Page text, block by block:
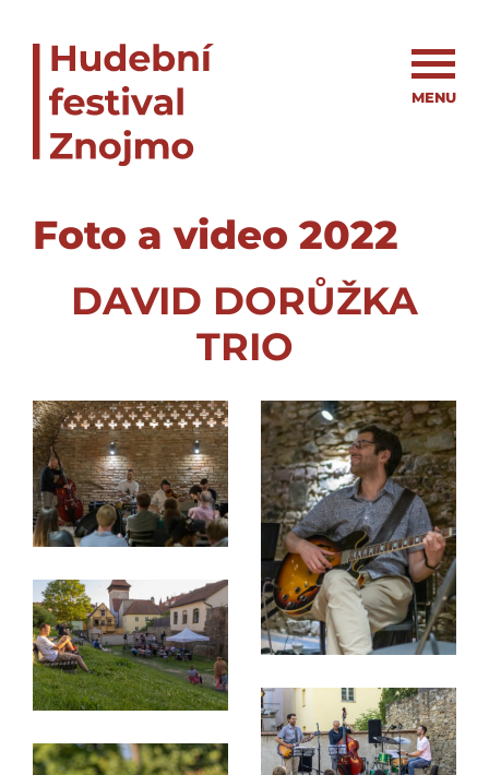
MENU
Foto a video 2022
DAVID DORŮŽKA
TRIO